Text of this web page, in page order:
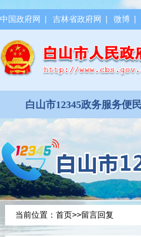
中国政府网 吉林省政府网 微博
白山市12345政务服务便
当前位置： 首页>>留言回复